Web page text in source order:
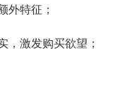
外特征；
，激发购买欲望；